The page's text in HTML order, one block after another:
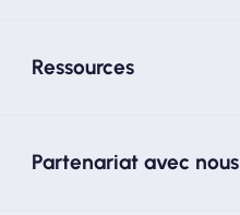
Ressources
Partenariat avec nous